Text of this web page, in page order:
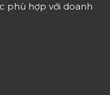
phù hợp với doanh